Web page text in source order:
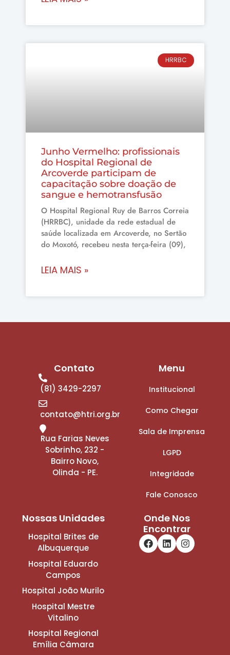
HRRBC
Junho Vermelho: profissionais
do Hospital Regional de
Arcoverde participam de
capacitação sobre doação de
sangue e hemotransfusão
O Hospital Regional Ruy de Barros Correia
(HRRBC), unidade da rede estadual de
saúde localizada em Arcoverde, no Sertão
do Moxotó, recebeu nesta terça-feira (09),
LEIA MAIS »
Contato
(81) 3429-2297
contato@htri.org.br
Rua Farias Neves
Sobrinho, 232 -
Bairro Novo,
Olinda - PE.
Menu
Institucional
Como Chegar
Sala de Imprensa
LGPD
Integridade
Fale Conosco
Nossas Unidades
Hospital Brites de
Albuquerque
Hospital Eduardo
Campos
Hospital João Murilo
Hospital Mestre
Vitalino
Hospital Regional
Emília Câmara
Onde Nos
Encontrar